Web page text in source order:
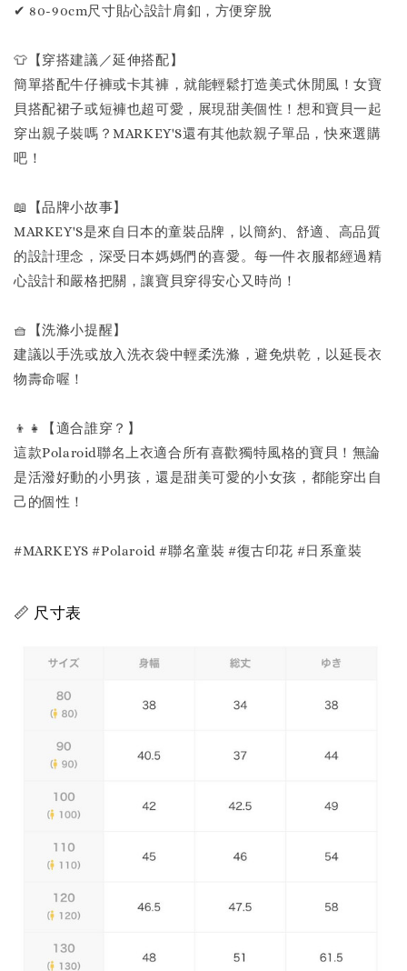
✔ 80-90cm尺寸貼心設計肩釦，方便穿脫
👕【穿搭建議／延伸搭配】
簡單搭配牛仔褲或卡其褲，就能輕鬆打造美式休閒風！女寶
貝搭配裙子或短褲也超可愛，展現甜美個性！想和寶貝一起
穿出親子裝嗎？MARKEY'S還有其他款親子單品，快來選購
吧！
📖【品牌小故事】
MARKEY'S是來自日本的童裝品牌，以簡約、舒適、高品質
的設計理念，深受日本媽媽們的喜愛。每一件衣服都經過精
心設計和嚴格把關，讓寶貝穿得安心又時尚！
🧺【洗滌小提醒】
建議以手洗或放入洗衣袋中輕柔洗滌，避免烘乾，以延長衣
物壽命喔！
👦👧【適合誰穿？】
這款Polaroid聯名上衣適合所有喜歡獨特風格的寶貝！無論
是活潑好動的小男孩，還是甜美可愛的小女孩，都能穿出自
己的個性！
#MARKEYS #Polaroid #聯名童裝 #復古印花 #日系童裝
📏 尺寸表